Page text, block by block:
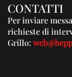
CONTATTI
Per inviare
richieste di
Grillo: